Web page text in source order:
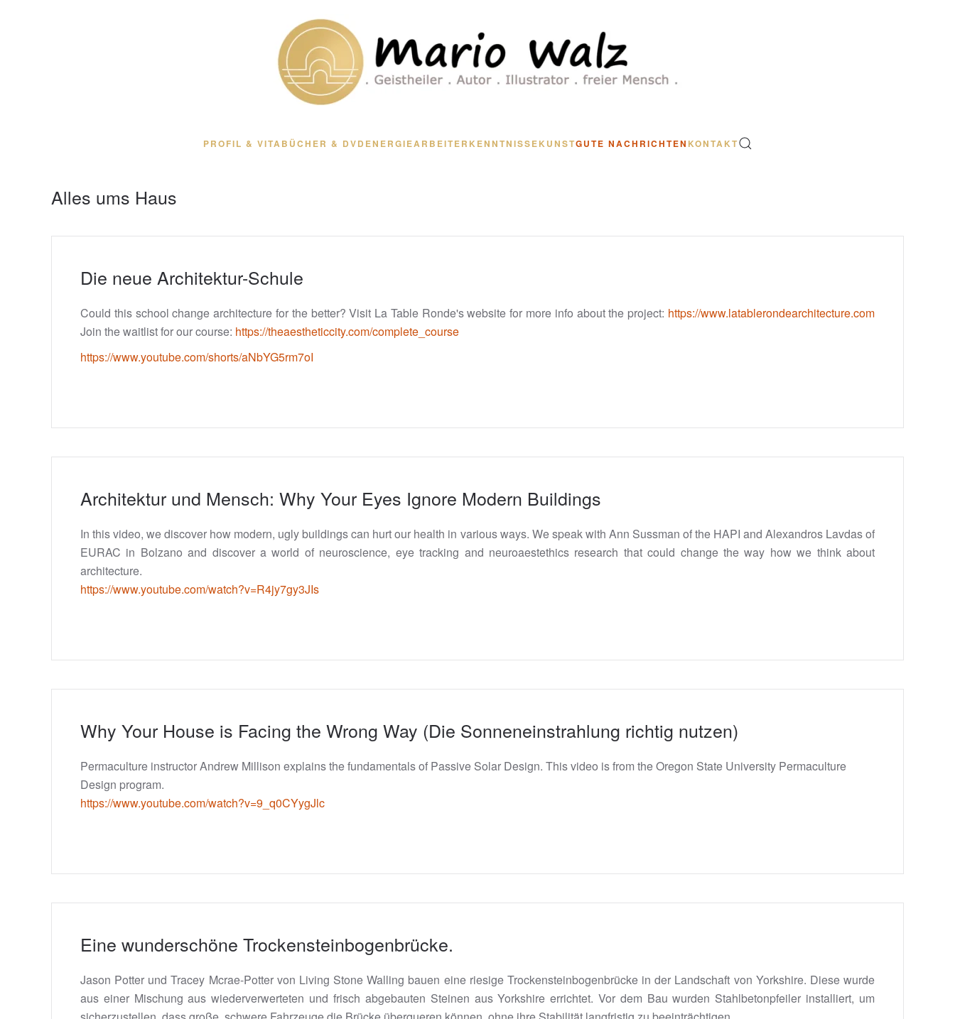
PROFIL & VITA BÜCHER & DVD ENERGIEARBEITERKENNTNISSEKUNSTGUTE NACHRICHTEN KONTAKT
Alles ums Haus
Die neue Architektur-Schule
Could this school change architecture for the better? Visit La Table Ronde's website for more info about the project: https://www.latablerondearchitecture.com
Join the waitlist for our course: https://theaestheticcity.com/complete_course
https://www.youtube.com/shorts/aNbYG5rm7oI
Architektur und Mensch: Why Your Eyes Ignore Modern Buildings
In this video, we discover how modern, ugly buildings can hurt our health in various ways. We speak with Ann Sussman of the HAPI and Alexandros Lavdas of
EURAC in Bolzano and discover a world of neuroscience, eye tracking and neuroaestethics research that could change the way how we think about
architecture.
https://www.youtube.com/watch?v=R4jy7gy3JIs
Why Your House is Facing the Wrong Way (Die Sonneneinstrahlung richtig nutzen)
Permaculture instructor Andrew Millison explains the fundamentals of Passive Solar Design. This video is from the Oregon State University Permaculture
Design program.
https://www.youtube.com/watch?v=9_q0CYygJlc
Eine wunderschöne Trockensteinbogenbrücke.
Jason Potter und Tracey Mcrae-Potter von Living Stone Walling bauen eine riesige Trockensteinbogenbrücke in der Landschaft von Yorkshire. Diese wurde
aus einer Mischung aus wiederverwerteten und frisch abgebauten Steinen aus Yorkshire errichtet. Vor dem Bau wurden Stahlbetonpfeiler installiert, um